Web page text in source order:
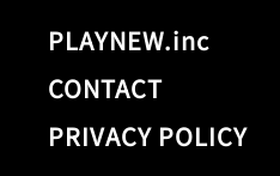
PLAYNEW.inc
CONTACT
PRIVACY POLICY